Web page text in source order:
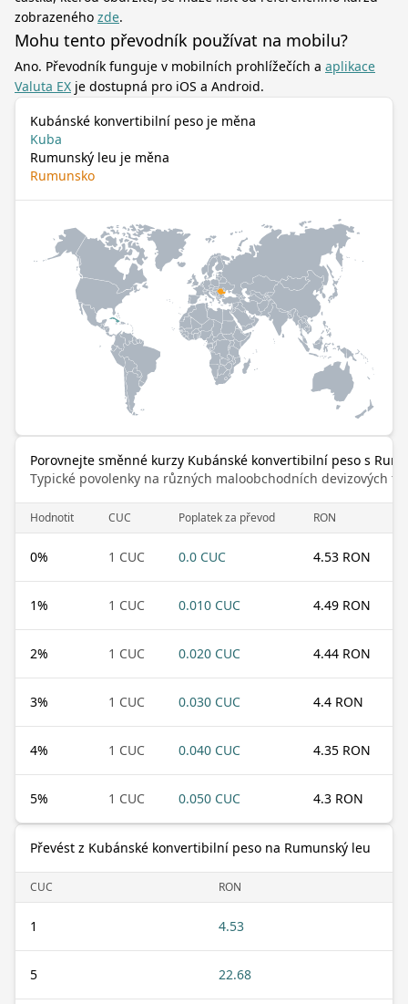
zobrazeného zde.
Mohu tento převodník používat na mobilu?
Ano. Převodník funguje v mobilních prohlížečích a aplikace
Valuta EX je dostupná pro iOS a Android.
Kubánské konvertibilní peso je měna
Kuba
Rumunský leu je měna
Rumunsko
Porovnejte směnné kurzy Kubánské konvertibilní peso s
Typické povolenky na různých maloobchodních devizových
Hodnotit CUC Poplatek za převod RON
0% 1 CUC 0.0 CUC 4.53 RON
1% 1 CUC 0.010 CUC 4.49 RON
2% 1 CUC 0.020 CUC 4.44 RON
3% 1 CUC 0.030 CUC 4.4 RON
4% 1 CUC 0.040 CUC 4.35 RON
5% 1 CUC 0.050 CUC 4.3 RON
Převést z Kubánské konvertibilní peso na Rumunský leu
CUC RON
1 4.53
5 22.68